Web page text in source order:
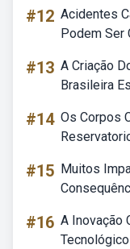
#12 Acidentes
Podem Ser
#13 A Criação
Brasileira
#14 Os Corpos
#15 Muitos
#16 A Inovação